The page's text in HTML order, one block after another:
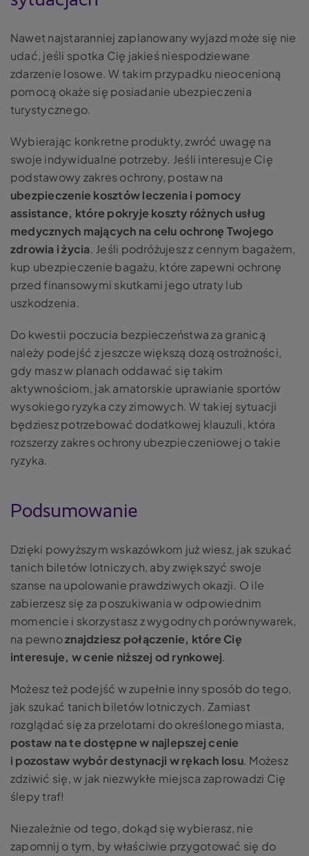
Nawet najstaranniej zaplanowany wyjazd może się nie
udać, jeśli spotka Cię jakieś niespodziewane
zdarzenie losowe. W takim przypadku nieocenioną
pomocą okaże się posiadanie ubezpieczenia
turystycznego.
Wybierając konkretne produkty, zwróć uwagę na
swoje indywidualne potrzeby. Jeśli interesuje Cię
podstawowy zakres ochrony, postaw na
ubezpieczenie kosztów leczenia i pomocy
assistance, które pokryje koszty różnych usług
medycznych mających na celu ochronę Twojego
zdrowia i życia. Jeśli podróżujesz z cennym bagażem,
kup ubezpieczenie bagażu, które zapewni ochronę
przed finansowymi skutkami jego utraty lub
uszkodzenia.
Do kwestii poczucia bezpieczeństwa za granicą
należy podejść z jeszcze większą dozą ostrożności,
gdy masz w planach oddawać się takim
aktywnościom, jak amatorskie uprawianie sportów
wysokiego ryzyka czy zimowych. W takiej sytuacji
będziesz potrzebować dodatkowej klauzuli, która
rozszerzy zakres ochrony ubezpieczeniowej o takie
ryzyka.
Podsumowanie
Dzięki powyższym wskazówkom już wiesz, jak szukać
tanich biletów lotniczych, aby zwiększyć swoje
szanse na upolowanie prawdziwych okazji. O ile
zabierzesz się za poszukiwania w odpowiednim
momencie i skorzystasz z wygodnych porównywarek,
na pewnoznajdziesz połączenie, które Cię
interesuje, w cenie niższej od rynkowej.
Możesz też podejść w zupełnie inny sposób do tego,
jak szukać tanich biletów lotniczych. Zamiast
rozglądać się za przelotami do określonego miasta,
postaw na te dostępne w najlepszej cenie
i pozostaw wybór destynacji w rękach losu. Możesz
zdziwić się, w jak niezwykłe miejsca zaprowadzi Cię
ślepy traf!
Niezależnie od tego, dokąd się wybierasz, nie
zapomnij o tym, by właściwie przygotować się do